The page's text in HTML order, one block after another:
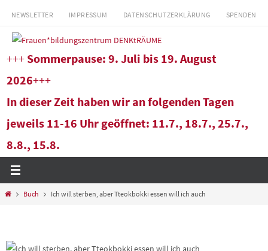
Zum
springen
NEWSLETTER IMPRESSUM DATENSCHUTZERKLÄRUNG SPENDEN
+++ Sommerpause: 9. Juli bis 19. August
2026+++
In dieser Zeit haben wir an folgenden Tagen
jeweils 11-16 Uhr geöffnet: 11.7., 18.7., 25.7.,
8.8., 15.8.
StartBuch Ich will sterben, aber Tteokbokki essen will ich auch